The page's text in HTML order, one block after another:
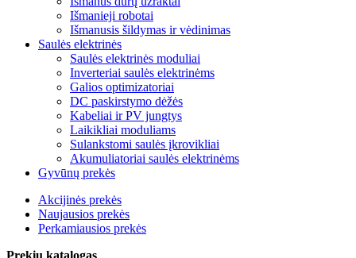
Išmanieji robotai
Išmanusis šildymas ir vėdinimas
Saulės elektrinės
Saulės elektrinės moduliai
Inverteriai saulės elektrinėms
Galios optimizatoriai
DC paskirstymo dėžės
Kabeliai ir PV jungtys
Laikikliai moduliams
Sulankstomi saulės įkrovikliai
Akumuliatoriai saulės elektrinėms
Gyvūnų prekės
Akcijinės prekės
Naujausios prekės
Perkamiausios prekės
Prekių katalogas